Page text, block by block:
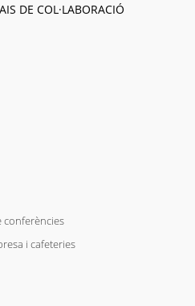
DE COL·LABORACIÓ
conferències
i cafeteries